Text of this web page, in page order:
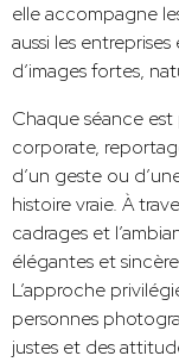
elle accompagne
aussi les
d’images fortes,
Chaque séance
corporate,
d’un geste ou
histoire vraie. À
cadrages et
élégantes et
L’approche
personnes
justes et des